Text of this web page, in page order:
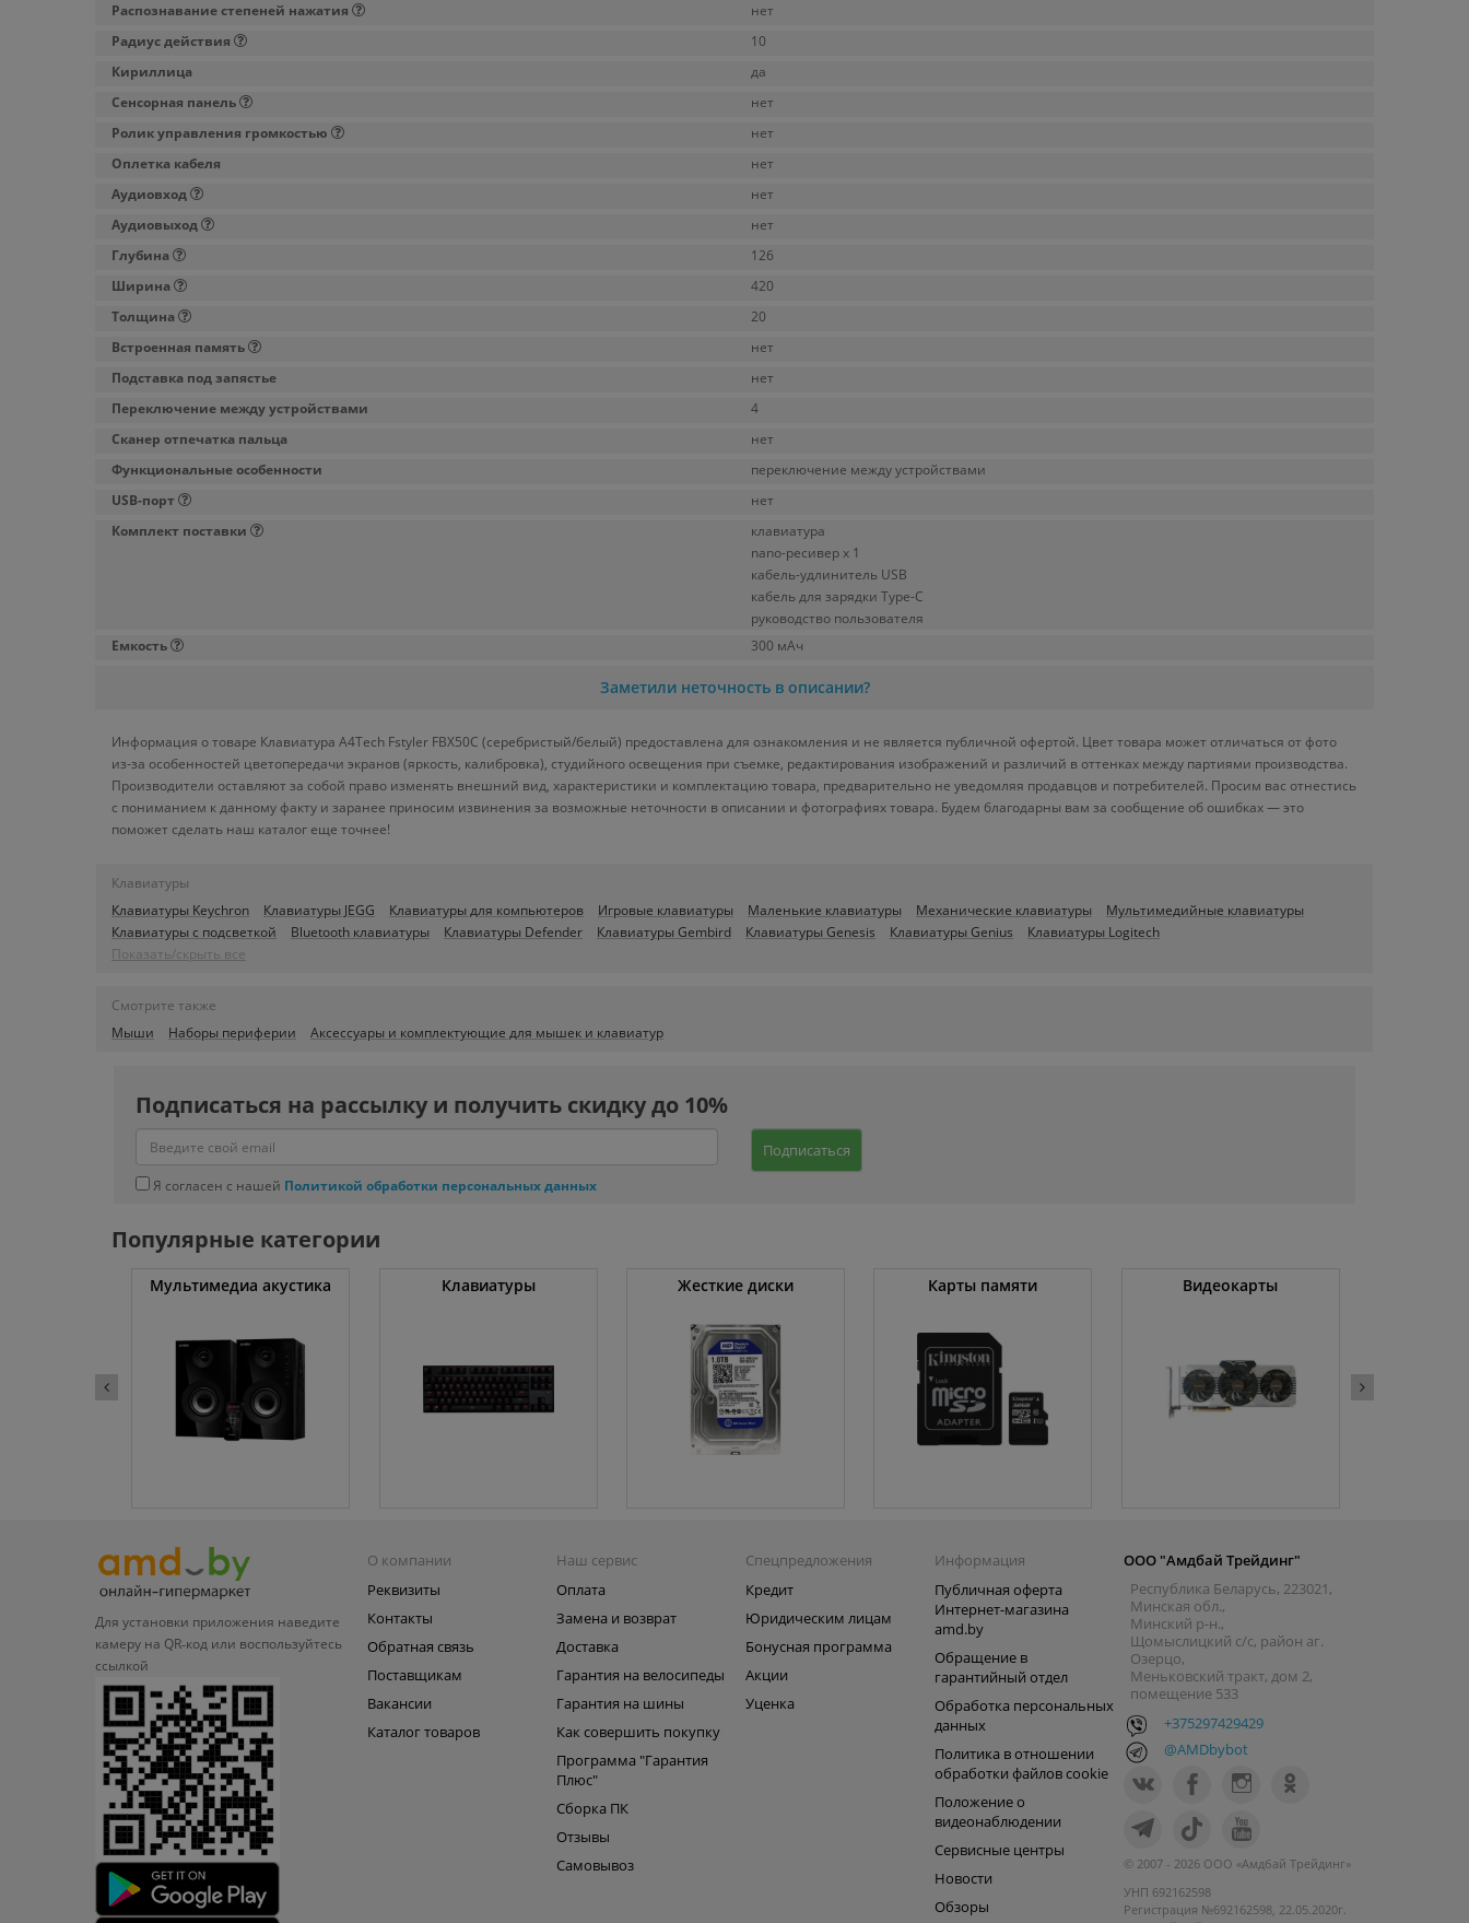
Распознавание степеней нажатия
нет
Радиус действия
10
Кириллица
да
Сенсорная панель
нет
Ролик управления громкостью
нет
Оплетка кабеля
нет
Аудиовход
нет
Аудиовыход
нет
Глубина
126
Ширина
420
Толщина
20
Встроенная память
нет
Подставка под запястье
нет
Переключение между устройствами
4
Сканер отпечатка пальца
нет
Функциональные особенности
переключение между устройствами
USB-порт
нет
Комплект поставки
клавиатура
nano-ресивер x 1
кабель-удлинитель USB
кабель для зарядки Type-C
руководство пользователя
Емкость
300 мАч
Заметили неточность в описании?
Информация о товаре Клавиатура A4Tech Fstyler FBX50C (серебристый/белый) предоставлена для ознакомления и не является публичной офертой. Цвет товара может отличаться от фото
из-за особенностей цветопередачи экранов (яркость, калибровка), студийного освещения при съемке, редактирования изображений и различий в оттенках между партиями производства.
Производители оставляют за собой право изменять внешний вид, характеристики и комплектацию товара, предварительно не уведомляя продавцов и потребителей. Просим вас отнестись
с пониманием к данному факту и заранее приносим извинения за возможные неточности в описании и фотографиях товара. Будем благодарны вам за сообщение об ошибках — это
поможет сделать наш каталог еще точнее!
Клавиатуры
Клавиатуры Keychron
Клавиатуры JEGG Клавиатуры для компьютеров Игровые клавиатуры Маленькие клавиатуры Механические клавиатуры
Мультимедийные клавиатуры
Клавиатуры с подсветкой
Bluetooth клавиатуры Клавиатуры Defender Клавиатуры Gembird Клавиатуры Genesis Клавиатуры Genius
Клавиатуры Logitech
Показать/скрыть все
Смотрите также
Мыши
Наборы периферии Аксессуары и комплектующие для мышек и клавиатур
Подписаться на рассылку и получить скидку до 10%
Подписаться
Я согласен с нашей Политикой обработки персональных данных
Популярные категории
Мультимедиа акустика Клавиатуры Жесткие диски Карты памяти Видеокарты
Для установки приложения наведите
камеру на QR‑код или воспользуйтесь
ссылкой
О компании
Реквизиты
Контакты
Обратная связь
Поставщикам
Вакансии
Каталог товаров
Наш сервис
Оплата
Замена и возврат
Доставка
Гарантия на велосипеды
Гарантия на шины
Как совершить покупку
Программа "Гарантия
Плюс"
Сборка ПК
Отзывы
Самовывоз
Спецпредложения
Кредит
Юридическим лицам
Бонусная программа
Акции
Уценка
Информация
Публичная оферта
Интернет-магазина
amd.by
Обращение в
гарантийный отдел
Обработка персональных
данных
Политика в отношении
обработки файлов cookie
Положение о
видеонаблюдении
Сервисные центры
Новости
Обзоры
ООО "Амдбай Трейдинг"
Республика Беларусь, 223021,
Минская обл.,
Минский р-н.,
Щомыслицкий с/с, район аг.
Озерцо,
Меньковский тракт, дом 2,
помещение 533
+375297429429
@AMDbybot
© 2007 - 2026 ООО «Амдбай Трейдинг»
УНП 692162598
Регистрация №692162598, 22.05.2020г.